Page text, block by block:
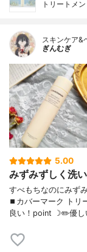
トリートメ
スキンケア&
ぎんむぎ
5.00
みずみずしく洗
すべもちなのにみ
⏹カバーマーク ト
良い！point ☽✏️優